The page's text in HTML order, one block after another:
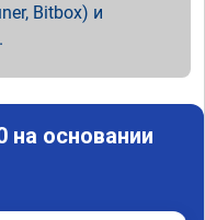
Bitbox) и
на основании